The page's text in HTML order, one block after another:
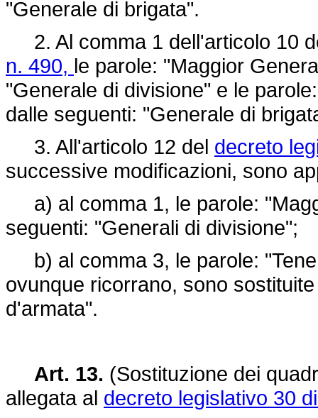
"Generale di brigata".
2. Al comma 1 dell'articolo 10
n. 490, le parole: "Maggior
"Generale di divisione" e le
dalle seguenti: "Generale di
3. All'articolo 12 del decreto
successive modificazioni, sono
a) al comma 1, le parole:
seguenti: "Generali di divisione";
b) al comma 3, le parole:
ovunque ricorrano, sono
d'armata".
Art. 13. (Sostituzione dei
allegata al decreto legislativo 30